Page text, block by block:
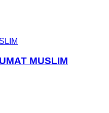
MUSLIM